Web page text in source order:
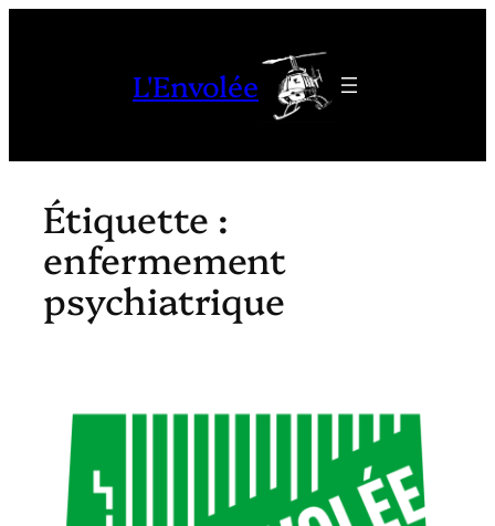
L'Envolée
Étiquette :
enfermement
psychiatrique